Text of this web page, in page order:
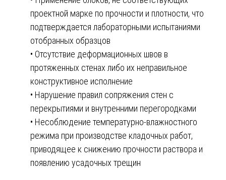
проектной марке по прочности и плотности, что
подтверждается лабораторными испытаниями
отобранных образцов
• Отсутствие деформационных швов в
протяженных стенах либо их неправильное
конструктивное исполнение
• Нарушение правил сопряжения стен с
перекрытиями и внутренними перегородками
• Несоблюдение температурно-влажностного
режима при производстве кладочных работ,
приводящее к снижению прочности раствора и
появлению усадочных трещин